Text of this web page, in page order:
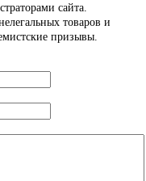
сайта.
товаров и
призывы.